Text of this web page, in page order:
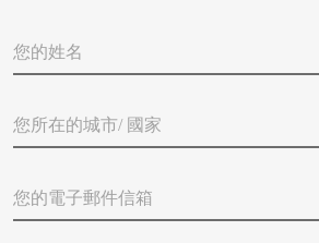
您
的
姓
*您
所
在
城
市
您
的
電